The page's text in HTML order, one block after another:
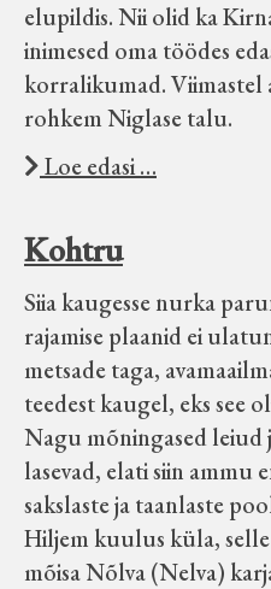
elupildis. Nii olid ka
inimesed oma töödes
korralikumad. Viimastel
rohkem Niglase talu.
Loe edasi …
Kohtru
Siia kaugesse nurka
rajamise plaanid ei
metsade taga,
teedest kaugel, eks see
Nagu mõningased leiud
lasevad, elati siin ammu
sakslaste ja taanlaste
Hiljem kuulus küla,
mõisa Nõlva (Nelva)